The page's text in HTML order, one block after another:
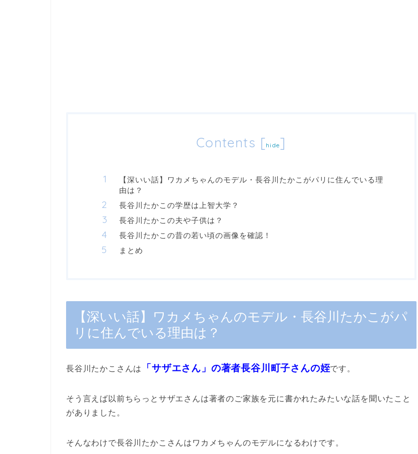
Contents [hide]
【深いい話】ワカメちゃんのモデル・長谷川たかこがパリに住んでいる理
由は？
長谷川たかこの学歴は上智大学？
長谷川たかこの夫や子供は？
長谷川たかこの昔の若い頃の画像を確認！
まとめ
【深いい話】ワカメちゃんのモデル・長谷川たかこがパ
リに住んでいる理由は？
長谷川たかこさんは 「サザエさん」の著者長谷川町子さんの姪です。
そう言えば以前ちらっとサザエさんは著者のご家族を元に書かれたみたいな話を聞いたこと
がありました。
そんなわけで長谷川たかこさんはワカメちゃんのモデルになるわけです。